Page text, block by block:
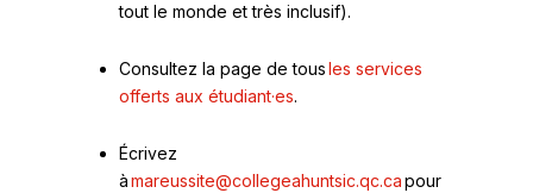
tout le monde et très inclusif).
Consultez la page de tousles services
offerts aux étudiant·es
dans
.
Écrivez
àmareussite@collegeahuntsic.qc.caCe
pour